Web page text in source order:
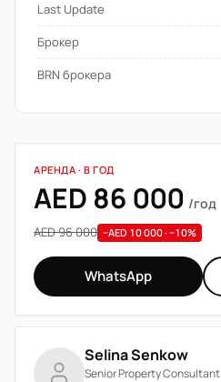
Last Update
Брокер
BRN брокера
АРЕНДА · В ГОД
AED 86 000 /год
AED 96 000 −AED 10 000 · −10%
WhatsApp
Selina Senkow
Senior Property Consultant